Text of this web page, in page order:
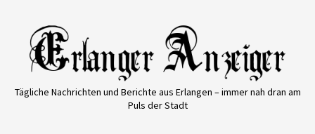
Tägliche Nachrichten und Berichte aus Erlangen – immer nah dran am
Puls der Stadt